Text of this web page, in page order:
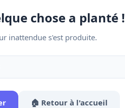
chose a planté !
inattendue s'est produite.
🏠 Retour à l'accueil